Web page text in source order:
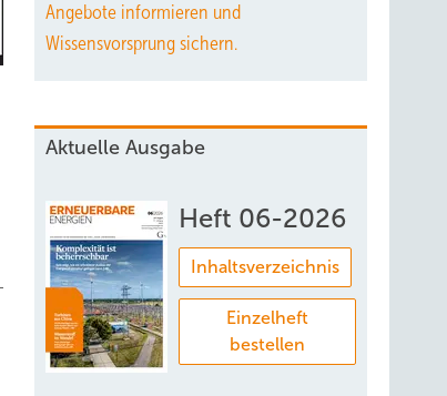
Angebote informieren und
Wissensvorsprung sichern.
Aktuelle Ausgabe
Heft 06-2026
Inhaltsverzeichnis
Einzelheft
bestellen